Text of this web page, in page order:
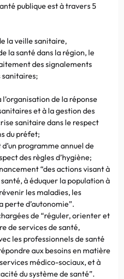
publique est à travers 5
la veille sanitaire,
la santé dans la région, le
des signalements
sanitaires;
de la réponse
et à la gestion des
sanitaire dans le respect
du préfet;
programme annuel de
des règles d’hygiène;
“des actions visant à
à éduquer la population à
les maladies, les
perte d’autonomie”.
de “réguler, orienter et
de services de santé,
les professionnels de santé
aux besoins en matière
médico-sociaux, et à
du système de santé”.